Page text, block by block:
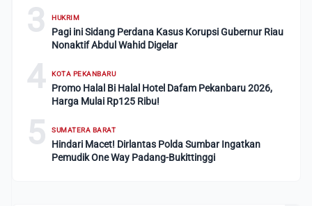
3 HUKRIM
Pagi ini Sidang Perdana Kasus Korupsi Gubernur Riau
Nonaktif Abdul Wahid Digelar
4 KOTA PEKANBARU
Promo Halal Bi Halal Hotel Dafam Pekanbaru 2026,
Harga Mulai Rp125 Ribu!
5 SUMATERA BARAT
Hindari Macet! Dirlantas Polda Sumbar Ingatkan
Pemudik One Way Padang-Bukittinggi